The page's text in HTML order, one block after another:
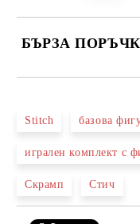
БЪРЗА
Stitch базова
игрален комплект с
Скрамп Стич